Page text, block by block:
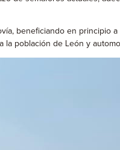
beneficiando en principio
la población de León y